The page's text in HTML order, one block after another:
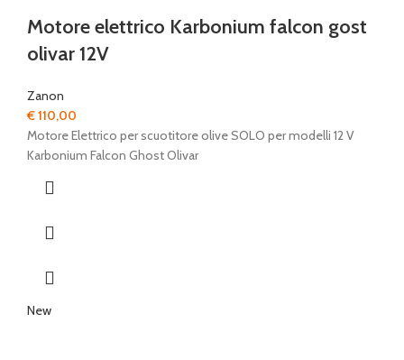
Motore elettrico Karbonium falcon gost
olivar 12V
Zanon
€110,00
Motore Elettrico per scuotitore olive SOLO per modelli 12 V
Karbonium Falcon Ghost Olivar
New